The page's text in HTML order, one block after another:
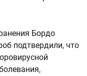
Бордо
подтвердили, что